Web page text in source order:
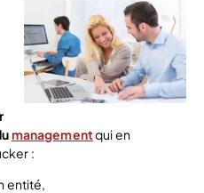
managementqui en
:
entité,